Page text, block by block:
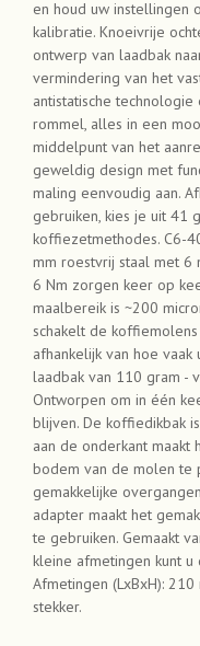
en houd uw instellingen
kalibratie. Knoeivrije
ontwerp van laadbak
vermindering van het
antistatische
rommel, alles in een
middelpunt van het
geweldig design met
maling eenvoudig aan.
gebruiken, kies je uit 41
koffiezetmethodes. C6-
mm roestvrij staal met 6
6 Nm zorgen keer op
maalbereik is ~200
schakelt de
afhankelijk van hoe
laadbak van 110 gram -
Ontworpen om in één
blijven. De koffiedikbak
aan de onderkant
bodem van de molen te
gemakkelijke
adapter maakt het
te gebruiken. Gemaakt
kleine afmetingen kunt
Afmetingen (LxBxH):
stekker.